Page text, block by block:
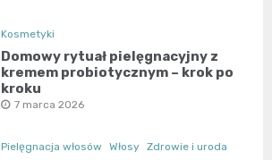
Kosmetyki
Domowy rytuał pielęgnacyjny z
kremem probiotycznym – krok po
kroku
7 marca 2026
Pielęgnacja włosów Włosy Zdrowie i uroda